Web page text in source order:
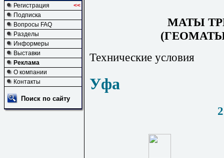
Регистрация
<<
Подписка
Вопросы FAQ
Разделы
Информеры
Выставки
Реклама
О компании
Контакты
Поиск по сайту
МАТЫ
Технические условия
Уфа